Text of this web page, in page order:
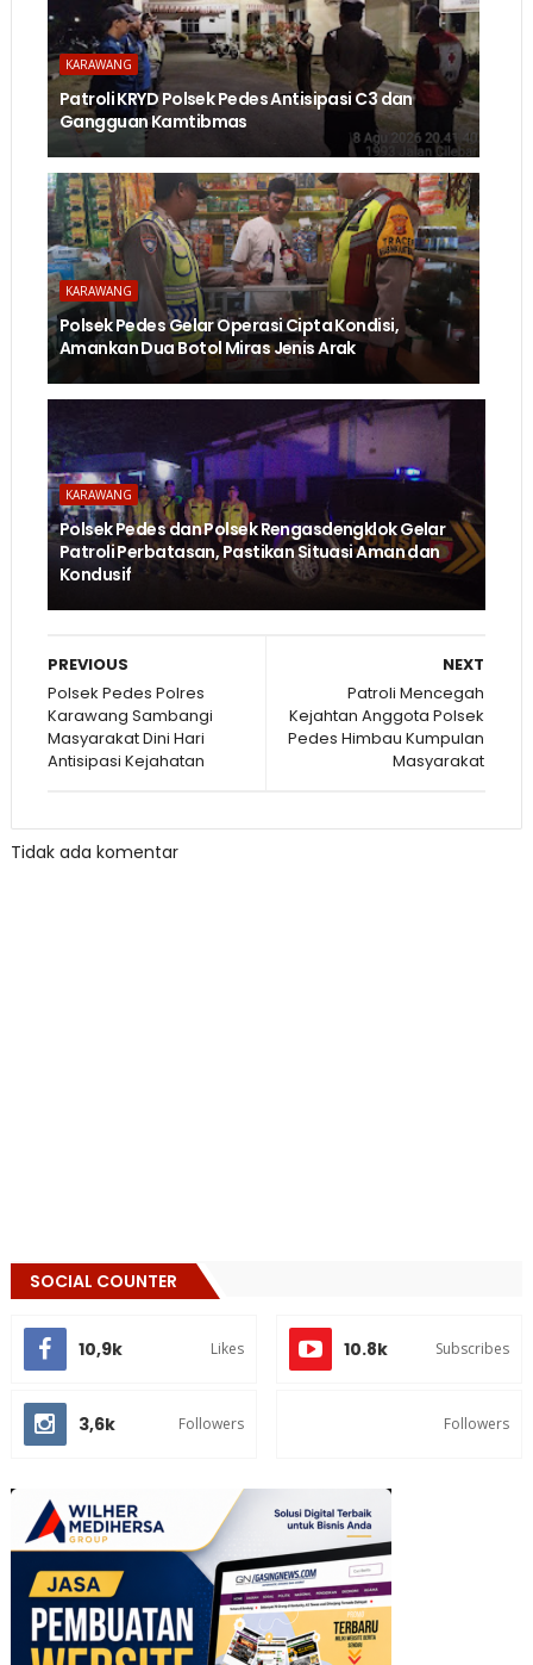
KARAWANG
Patroli KRYD Polsek Pedes Antisipasi C3 dan
Gangguan Kamtibmas
KARAWANG
Polsek Pedes Gelar Operasi Cipta Kondisi,
Amankan Dua Botol Miras Jenis Arak
KARAWANG
Polsek Pedes dan Polsek Rengasdengklok Gelar
Patroli Perbatasan, Pastikan Situasi Aman dan
Kondusif
NEXT
Patroli Mencegah
Kejahtan Anggota Polsek
Pedes Himbau Kumpulan
Masyarakat
PREVIOUS
Polsek Pedes Polres
Karawang Sambangi
Masyarakat Dini Hari
Antisipasi Kejahatan
Tidak ada komentar
SOCIAL COUNTER
10,9k Likes 10.8k Subscribes
3,6k Followers Followers